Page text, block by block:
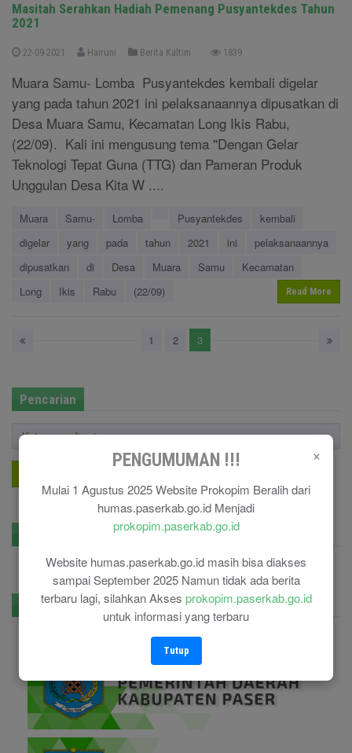
×
PENGUMUMAN !!!
Mulai 1 Agustus 2025 Website Prokopim Beralih dari
humas.paserkab.go.id Menjadi
prokopim.paserkab.go.id
Website humas.paserkab.go.id masih bisa diakses
sampai September 2025 Namun tidak ada berita
terbaru lagi, silahkan Akses prokopim.paserkab.go.id
untuk informasi yang terbaru
Tutup
Masitah Serahkan Hadiah Pemenang Pusyantekdes Tahun
2021
22-09-2021 Hairuni Berita Kaltim 1839
Muara Samu- Lomba Pusyantekdes kembali digelar
yang pada tahun 2021 ini pelaksanaannya dipusatkan di
Desa Muara Samu, Kecamatan Long Ikis Rabu,
(22/09). Kali ini mengusung tema "Dengan Gelar
Teknologi Tepat Guna (TTG) dan Pameran Produk
Unggulan Desa Kita W ....
Muara Samu- Lomba Pusyantekdes
kembali
digelar
yang pada tahun 2021 ini
pelaksanaannya
dipusatkan
di Desa Muara Samu
Kecamatan
Long
Ikis Rabu (22/09) Read More
1 2 3
Pencarian
E-Government